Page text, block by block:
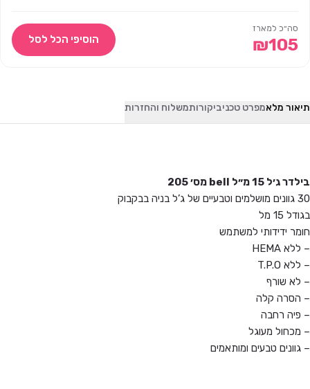
סה״כ למארז
₪105 הוסיפי הכל לסל
תיאור מלאמפרט טכניביקורותמשלוח והחזרות
בילדר ג׳ל 15 מ״ל bell מס׳ 205
30 גוונים מושלמים וטבעיים של ג’ל בניה בבקבוק
בגודל 15 מל
חומר ידידותי למשתמש
– ללא HEMA
– ללא T.P.O
– לא שורף
– הסרה קלה
– פיה רחבה
– מכחול מעוגל
– גוונים טבעים ומותאמים